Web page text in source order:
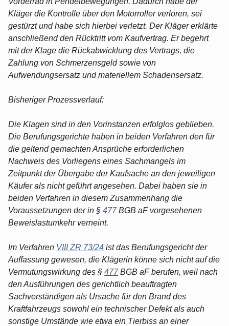
Kläger die Kontrolle über den Motorroller verloren, sei
gestürzt und habe sich hierbei verletzt. Der Kläger erklärte
anschließend den Rücktritt vom Kaufvertrag. Er begehrt
mit der Klage die Rückabwicklung des Vertrags, die
Zahlung von Schmerzensgeld sowie von
Aufwendungsersatz und materiellem Schadensersatz.
Bisheriger Prozessverlauf:
Die Klagen sind in den Vorinstanzen erfolglos geblieben.
Die Berufungsgerichte haben in beiden Verfahren den für
die geltend gemachten Ansprüche erforderlichen
Nachweis des Vorliegens eines Sachmangels im
Zeitpunkt der Übergabe der Kaufsache an den jeweiligen
Käufer als nicht geführt angesehen. Dabei haben sie in
beiden Verfahren in diesem Zusammenhang die
Voraussetzungen der in § 477BGB aF vorgesehenen
Beweislastumkehr verneint.
Im Verfahren VIII ZR 73/24 ist das Berufungsgericht der
Auffassung gewesen, die Klägerin könne sich nicht auf die
Vermutungswirkung des § 477BGB aF berufen, weil nach
den Ausführungen des gerichtlich beauftragten
Sachverständigen als Ursache für den Brand des
Kraftfahrzeugs sowohl ein technischer Defekt als auch
sonstige Umstände wie etwa ein Tierbiss an einer